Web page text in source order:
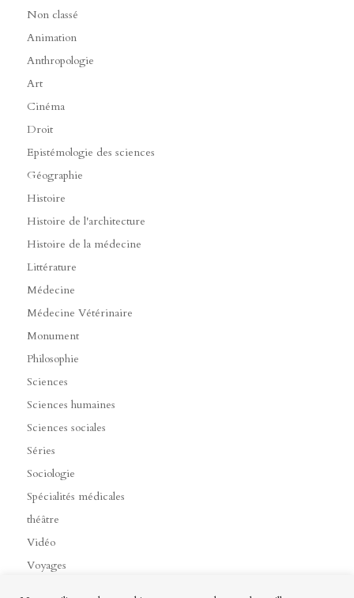
Non classé
Animation
Anthropologie
Art
Cinéma
Droit
Epistémologie des sciences
Géographie
Histoire
Histoire de l'architecture
Histoire de la médecine
Littérature
Médecine
Médecine Vétérinaire
Monument
Philosophie
Sciences
Sciences humaines
Sciences sociales
Séries
Sociologie
Spécialités médicales
théâtre
Vidéo
Voyages